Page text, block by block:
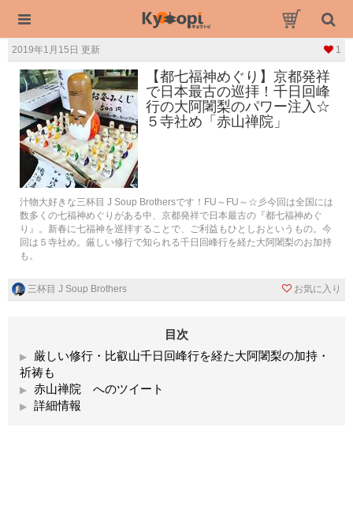
2019年1月15日 更新 1
【都七福神めぐり】京都発祥
で日本最古の巡拝！千日回峰
行の大阿闍梨のパワー注入☆
５寺社め「赤山禅院」
汁物大好きな三杯目 J Soup Brothersです！FU～FU～☆彡今回は全国には
数多くの七福神めぐりがある中、京都発祥で日本最古の『都七福神めぐ
り』。新春に七福神を巡拝することで、ご利益もひとしおというもの。今
回は５寺社め。厳しい修行で知られる千日回峰行を経た大阿闍梨のお加持
も。
三杯目 J Soup Brothers お気に入り
目次
厳しい修行・比叡山千日回峰行を経た大阿闍梨の加持・
祈祷も
赤山禅院 へのツイート
詳細情報